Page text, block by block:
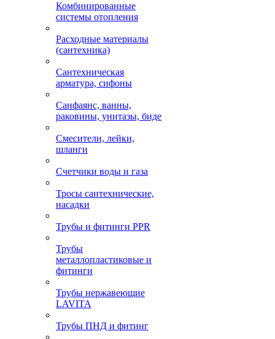
Комбинированные
системы отопления
Расходные материалы
(сантехника)
Сантехническая
арматура, сифоны
Санфаянс, ванны,
раковины, унитазы, биде
Смесители, лейки,
шланги
Счетчики воды и газа
Тросы сантехнические,
насадки
Трубы и фитинги PPR
Трубы
металлопластиковые и
фитинги
Трубы нержавеющие
LAVITA
Трубы ПНД и фитинг